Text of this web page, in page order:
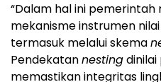
“Dalam hal ini
mekanisme instrumen
termasuk melalui skema
Pendekatannesting
memastikan integritas